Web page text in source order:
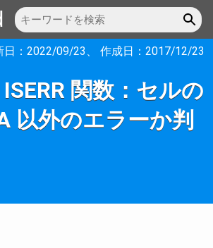
： 2022/09/23 、 作成日： 2017/12/23
関数：セルの
以外のエラーか判